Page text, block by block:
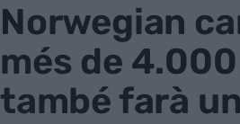
Norwegian
més de
també farà un